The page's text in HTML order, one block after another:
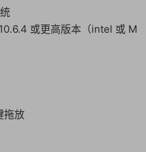
或更高版本（intel 或 M
拖放